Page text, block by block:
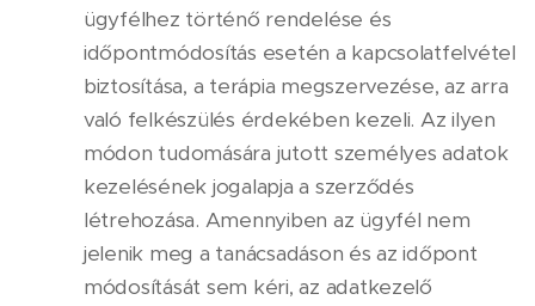
ügyfélhez történő rendelése és
időpontmódosítás esetén a kapcsolatfelvétel
biztosítása, a terápia megszervezése, az arra
való felkészülés érdekében kezeli. Az ilyen
módon tudomására jutott személyes adatok
kezelésének jogalapja a szerződés
létrehozása. Amennyiben az ügyfél nem
jelenik meg a tanácsadáson és az időpont
módosítását sem kéri, az adatkezelő